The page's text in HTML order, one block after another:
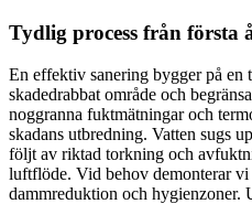
Tydlig process från
En effektiv sanering bygger på en
skadedrabbat område och
noggranna fuktmätningar och
skadans utbredning. Vatten sugs
följt av riktad torkning och
luftflöde. Vid behov demonterar
dammreduktion och hygienzoner.